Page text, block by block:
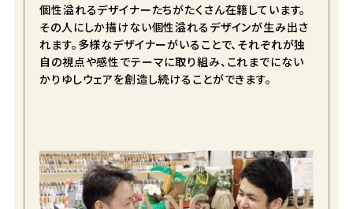
個性溢れるデザイナーたちがたくさん在籍しています。
その人にしか描けない個性溢れるデザインが生み出さ
れます。多様なデザイナーがいることで、それぞれが独
自の視点や感性でテーマに取り組み、これまでにない
かりゆしウェアを創造し続けることができます。